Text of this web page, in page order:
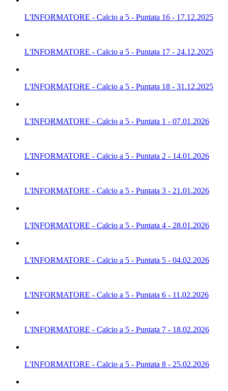
L'INFORMATORE - Calcio a 5 - Puntata 16 - 17.12.2025
L'INFORMATORE - Calcio a 5 - Puntata 17 - 24.12.2025
L'INFORMATORE - Calcio a 5 - Puntata 18 - 31.12.2025
L'INFORMATORE - Calcio a 5 - Puntata 1 - 07.01.2026
L'INFORMATORE - Calcio a 5 - Puntata 2 - 14.01.2026
L'INFORMATORE - Calcio a 5 - Puntata 3 - 21.01.2026
L'INFORMATORE - Calcio a 5 - Puntata 4 - 28.01.2026
L'INFORMATORE - Calcio a 5 - Puntata 5 - 04.02.2026
L'INFORMATORE - Calcio a 5 - Puntata 6 - 11.02.2026
L'INFORMATORE - Calcio a 5 - Puntata 7 - 18.02.2026
L'INFORMATORE - Calcio a 5 - Puntata 8 - 25.02.2026